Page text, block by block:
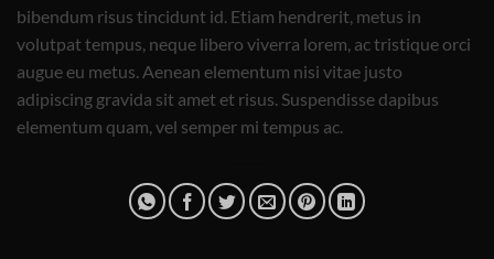
bibendum risus tincidunt id. Etiam hendrerit, metus in
volutpat tempus, neque libero viverra lorem, ac tristique orci
augue eu metus. Aenean elementum nisi vitae justo
adipiscing gravida sit amet et risus. Suspendisse dapibus
elementum quam, vel semper mi tempus ac.